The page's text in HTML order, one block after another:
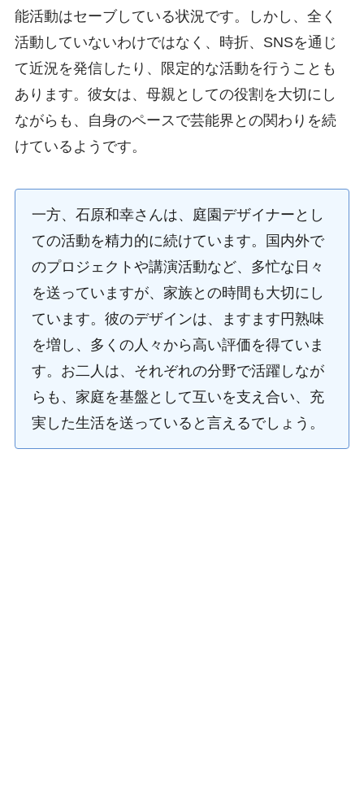
能活動はセーブしている状況です。しかし、全く
活動していないわけではなく、時折、SNSを通じ
て近況を発信したり、限定的な活動を行うことも
あります。彼女は、母親としての役割を大切にし
ながらも、自身のペースで芸能界との関わりを続
けているようです。
一方、石原和幸さんは、庭園デザイナーとし
ての活動を精力的に続けています。国内外で
のプロジェクトや講演活動など、多忙な日々
を送っていますが、家族との時間も大切にし
ています。彼のデザインは、ますます円熟味
を増し、多くの人々から高い評価を得ていま
す。お二人は、それぞれの分野で活躍しなが
らも、家庭を基盤として互いを支え合い、充
実した生活を送っていると言えるでしょう。